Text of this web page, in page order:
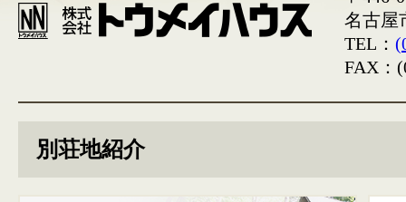
名古屋
TEL：
FAX：
別荘地紹介